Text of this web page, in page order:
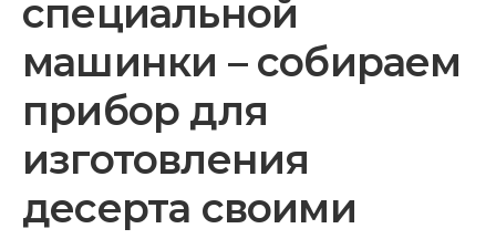
специальной
машинки – собираем
прибор для
изготовления
десерта своими